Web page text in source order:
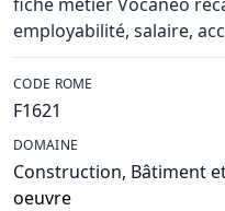
employabilité, salaire,
CODE ROME
F1621
DOMAINE
Construction, Bâtiment
oeuvre